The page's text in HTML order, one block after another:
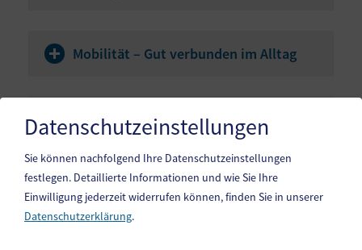
Mobilität – Gut verbunden im Alltag
Integration & Sprachkurse –
Ankommen und verbinden
Datenschutzeinstellungen
Sie können nachfolgend Ihre Datenschutzeinstellungen
festlegen. Detaillierte Informationen und wie Sie Ihre
Einwilligung jederzeit widerrufen können, finden Sie in unserer
Datenschutzerklärung.